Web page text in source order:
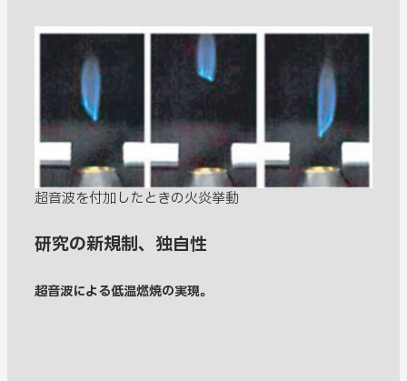
研究の新規制、独自性
超音波による低温燃焼の実現。
超音波を付加したときの火炎挙動